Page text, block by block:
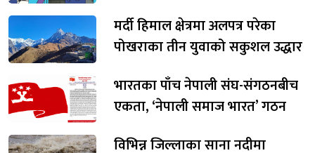
मर्दी हिमाल क्षेत्रमा अलपत्र परेका
पोखराका तीन युवाको सकुशल उद्धार
भारतका पाँच नेपाली संघ-संगठनबीच
एकता, ‘नेपाली समाज भारत’ गठन
विभिन्न जिल्लाका साना नदीमा